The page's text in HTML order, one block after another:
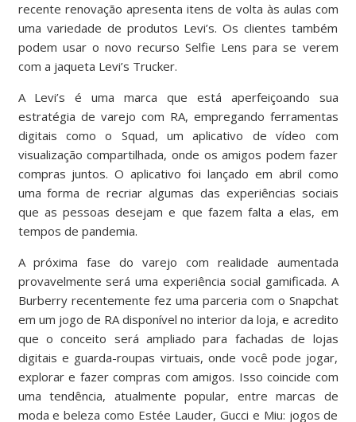
recente renovação apresenta itens de volta às aulas com
uma variedade de produtos Levi’s. Os clientes também
podem usar o novo recurso Selfie Lens para se verem
com a jaqueta Levi’s Trucker.
A Levi’s é uma marca que está aperfeiçoando sua
estratégia de varejo com RA, empregando ferramentas
digitais como o Squad, um aplicativo de vídeo com
visualização compartilhada, onde os amigos podem fazer
compras juntos. O aplicativo foi lançado em abril como
uma forma de recriar algumas das experiências sociais
que as pessoas desejam e que fazem falta a elas, em
tempos de pandemia.
A próxima fase do varejo com realidade aumentada
provavelmente será uma experiência social gamificada. A
Burberry recentemente fez uma parceria com o Snapchat
em um jogo de RA disponível no interior da loja, e acredito
que o conceito será ampliado para fachadas de lojas
digitais e guarda-roupas virtuais, onde você pode jogar,
explorar e fazer compras com amigos. Isso coincide com
uma tendência, atualmente popular, entre marcas de
moda e beleza como Estée Lauder, Gucci e Miu: jogos de